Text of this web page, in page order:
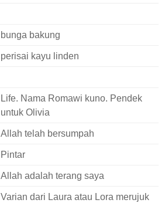
bunga bakung
perisai kayu linden
Life. Nama Romawi kuno. Pendek
untuk Olivia
Allah telah bersumpah
Pintar
Allah adalah terang saya
Varian dari Laura atau Lora merujuk